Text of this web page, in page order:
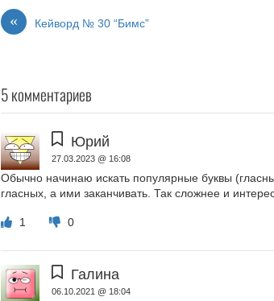
« Кейворд № 30 “Бимс”
5 комментариев
Юрий
27.03.2023 @ 16:08
Обычно начинаю искать популярные буквы
гласных, а ими заканчивать. Так сложнее и
1 0
Галина
06.10.2021 @ 18:04